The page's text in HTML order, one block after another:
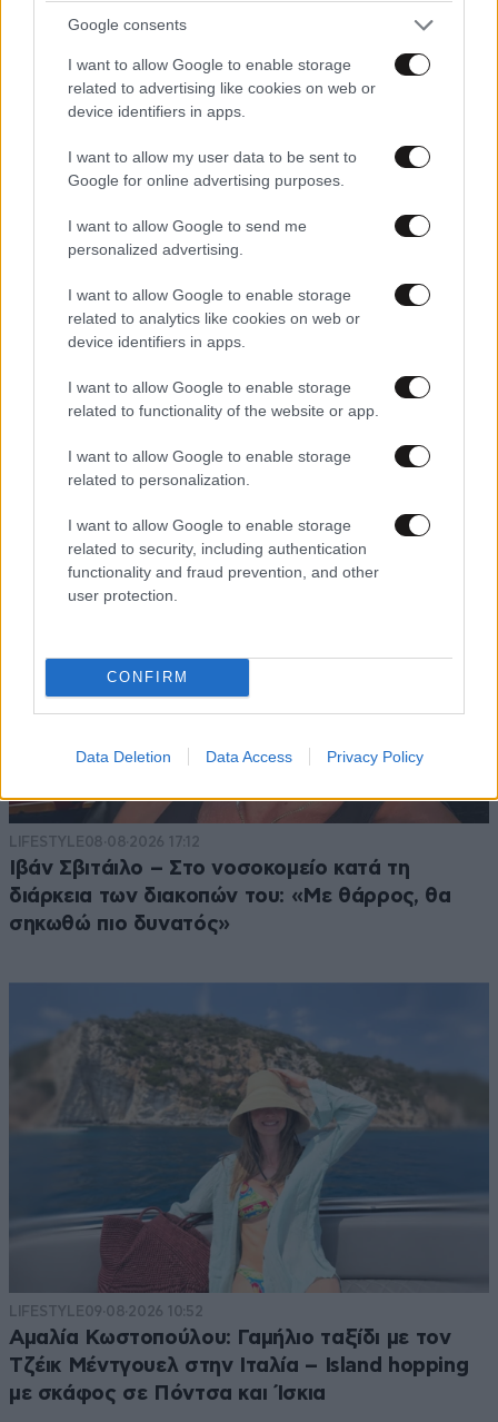
Google consents
I want to allow Google to enable storage
related to advertising like cookies on web or
device identifiers in apps.
I want to allow my user data to be sent to
Google for online advertising purposes.
I want to allow Google to send me
personalized advertising.
I want to allow Google to enable storage
related to analytics like cookies on web or
device identifiers in apps.
I want to allow Google to enable storage
related to functionality of the website or app.
I want to allow Google to enable storage
related to personalization.
I want to allow Google to enable storage
related to security, including authentication
functionality and fraud prevention, and other
user protection.
CONFIRM
Data Deletion Data Access Privacy Policy
όρος Greek Mafia
09·08·2026 09:30
Οι 5 ασκήσεις που πρέπει να κάνετε για μια ζωή
με δύναμη και αυτονομία – Ένα απλό αλλά
ιδανικό πρόγραμμα καθώς μεγαλώνετε
LIFESTYLE08·08·2026 17:12
Ιβάν Σβιτάιλο – Στο νοσοκομείο κατά τη
διάρκεια των διακοπών του: «Με θάρρος, θα
σηκωθώ πιο δυνατός»
LIFESTYLE09·08·2026 10:52
Αμαλία Κωστοπούλου: Γαμήλιο ταξίδι με τον
Τζέικ Μέντγουελ στην Ιταλία – Island hopping
με σκάφος σε Πόντσα και Ίσκια